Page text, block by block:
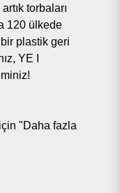
torbaları
120 ülkede
plastik geri
YE I
"Daha fazla